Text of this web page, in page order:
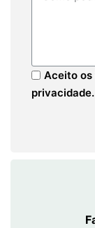
Aceito os
privacidade.